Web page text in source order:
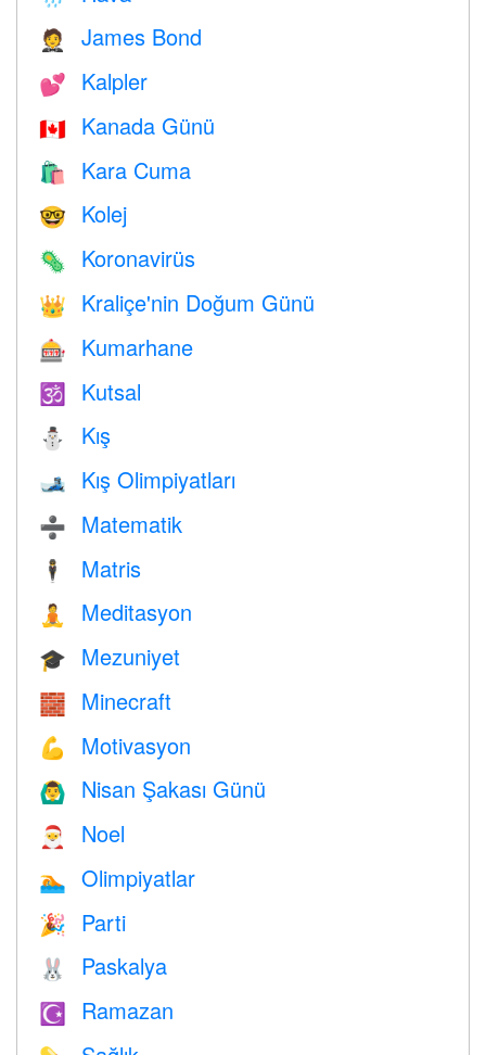
🤵 James Bond
💕 Kalpler
🇨🇦 Kanada Günü
🛍 Kara Cuma
🤓 Kolej
🦠 Koronavirüs
👑 Kraliçe'nin Doğum Günü
🎰 Kumarhane
🕉 Kutsal
⛄ Kış
🎿 Kış Olimpiyatları
➗ Matematik
🕴️ Matris
🧘 Meditasyon
🎓 Mezuniyet
🧱 Minecraft
💪 Motivasyon
🙆‍♂️ Nisan Şakası Günü
🎅 Noel
🏊 Olimpiyatlar
🎉 Parti
🐰 Paskalya
☪️ Ramazan